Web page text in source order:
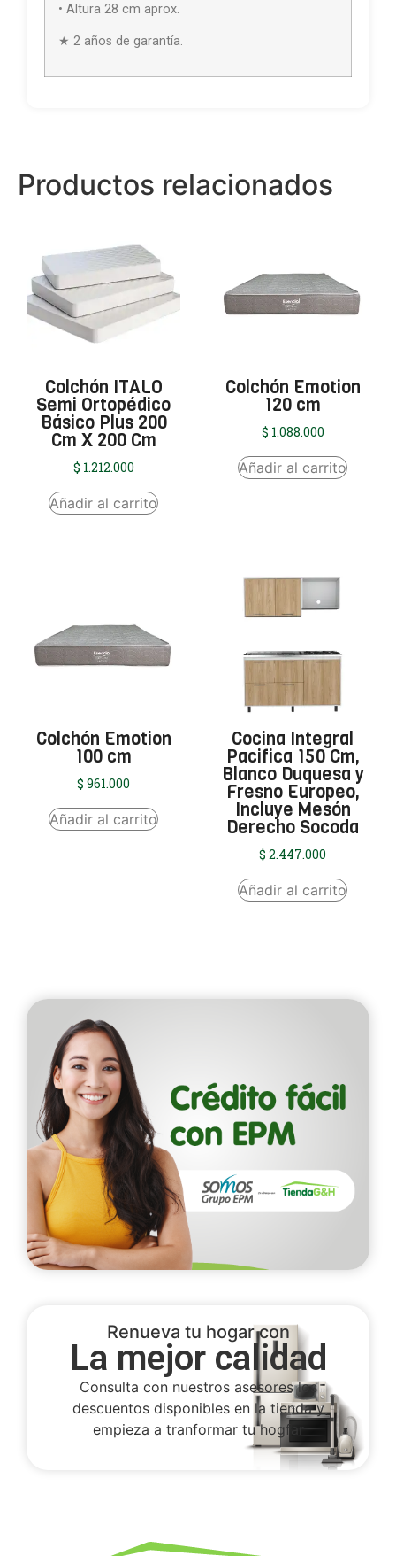
• Altura 28 cm aprox.
★ 2 años de garantía.
Productos relacionados
Colchón ITALO
Semi Ortopédico
Básico Plus 200
Cm X 200 Cm
$ 1.212.000
Añadir al carrito
Colchón Emotion
120 cm
$ 1.088.000
Añadir al carrito
Colchón Emotion
100 cm
$ 961.000
Añadir al carrito
Cocina Integral
Pacifica 150 Cm,
Blanco Duquesa y
Fresno Europeo,
Incluye Mesón
Derecho Socoda
$ 2.447.000
Añadir al carrito
Renueva tu hogar con
La mejor calidad
Consulta con nuestros asesores los
descuentos disponibles en la tienda y
empieza a tranformar tu hogfar